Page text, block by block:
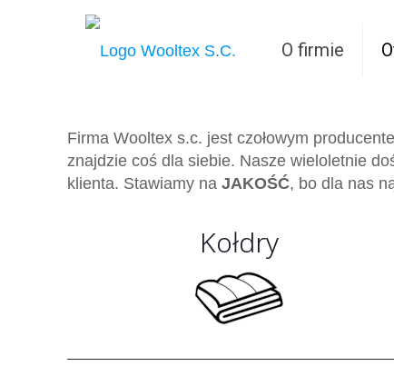
O firmie
Firma Wooltex s.c. jest czołowym
znajdzie coś dla siebie. Nasze wieloletnie
klienta. Stawiamy naJAKOŚĆ, bo dla nas
Kołdry